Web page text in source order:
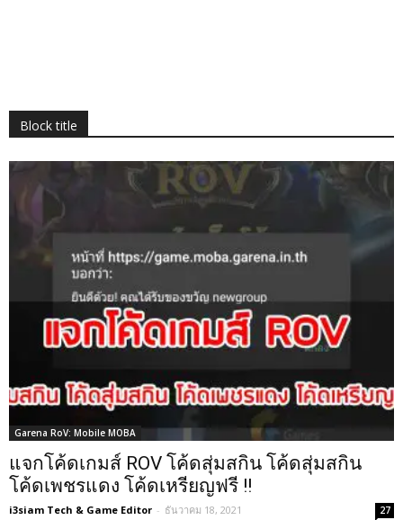
Block title
Garena RoV: Mobile MOBA
แจกโค้ดเกมส์ ROV โค้ดสุ่มสกิน โค้ดสุ่มสกิน
โค้ดเพชรแดง โค้ดเหรียญฟรี !!
i3siam Tech & Game Editor - ธันวาคม 18, 2021 27